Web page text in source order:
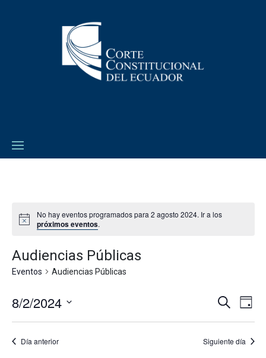
No hay eventos programados para 2 agosto 2024. Ir a los
próximos eventos.
Audiencias Públicas
Eventos Audiencias Públicas
de
Buscar
de
Día
8/2/2024
Día anterior Siguiente día